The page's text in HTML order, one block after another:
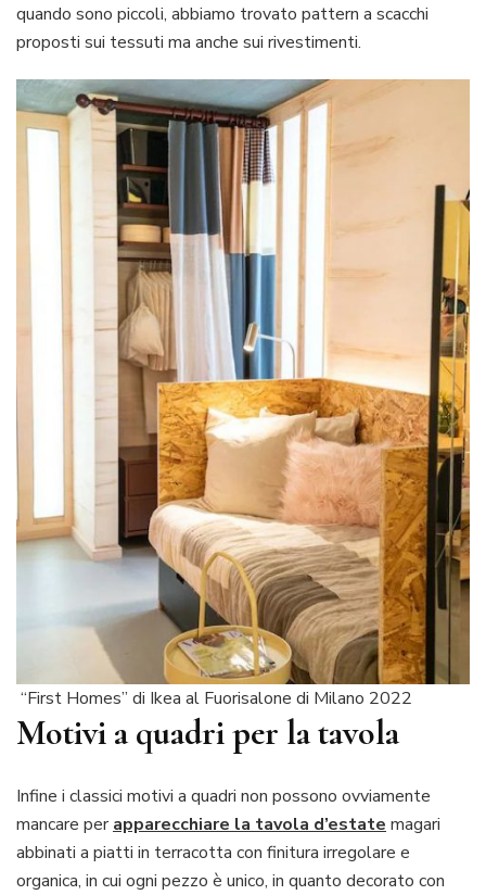
quando sono piccoli, abbiamo trovato pattern a scacchi
proposti sui tessuti ma anche sui rivestimenti.
“First Homes” di Ikea al Fuorisalone di Milano 2022
Motivi a quadri per la tavola
Infine i classici motivi a quadri non possono ovviamente
mancare perapparecchiare la tavola d’estate magari
abbinati a piatti in terracotta con finitura irregolare e
organica, in cui ogni pezzo è unico, in quanto decorato con